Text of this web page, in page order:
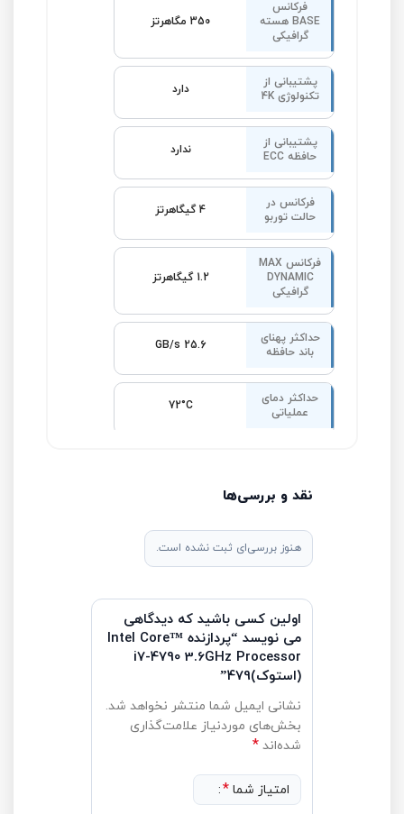
فرکانس
BASE هسته
گرافیکی
350 مگاهرتز
پشتیبانی از
تکنولوژی 4K
دارد
پشتیبانی از
حافظه ECC
ندارد
فرکانس در
حالت توربو
4 گیگاهرتز
فرکانس MAX
DYNAMIC
گرافیکی
1.2 گیگاهرتز
حداکثر پهنای
باند حافظه
25.6 GB/s
حداکثر دمای
عملیاتی
72°C
نقد و بررسی‌ها
هنوز بررسی‌ای ثبت نشده است.
اولین کسی باشید که دیدگاهی
می نویسد “پردازنده Intel Core™
i7-4790 3.6GHz Processor
(استوک)479”
نشانی ایمیل شما منتشر نخواهد شد.
بخش‌های موردنیاز علامت‌گذاری
شده‌اند *
امتیاز شما *